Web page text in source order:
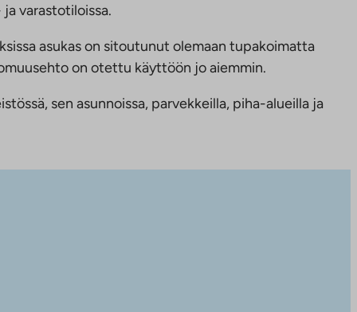
varastotiloissa.
asukas on sitoutunut olemaan tupakoimatta
on otettu käyttöön jo aiemmin.
sen asunnoissa, parvekkeilla, piha-alueilla ja